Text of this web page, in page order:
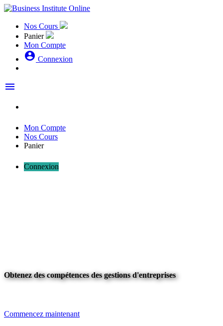
Nos Cours
Panier
Mon Compte
account_circle Connexion
menu
Mon Compte
Nos Cours
Panier
Connexion
Obtenez des compétences des gestions d'entreprises
Commencez maintenant